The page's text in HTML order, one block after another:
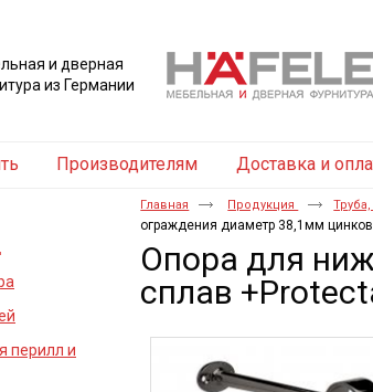
и дверная
из Германии
Производителям Доставка и
перилл и
Главная Продукция
ограждения диаметр 38,1мм
Опора для
сплав